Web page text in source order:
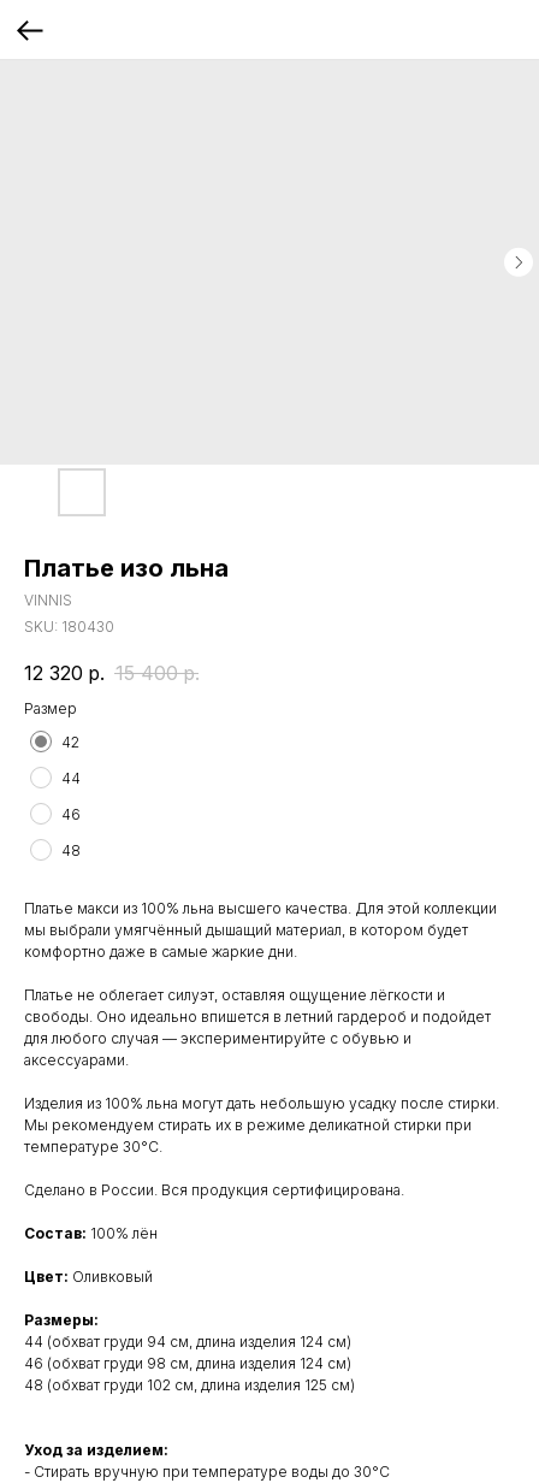
Платье изо льна
VINNIS
SKU: 180430
12 320 р. 15 400 р.
Размер
42
44
46
48
Платье макси из 100% льна высшего качества. Для этой коллекции
мы выбрали умягчённый дышащий материал, в котором будет
комфортно даже в самые жаркие дни.
Платье не облегает силуэт, оставляя ощущение лёгкости и
свободы. Оно идеально впишется в летний гардероб и подойдет
для любого случая — экспериментируйте с обувью и
аксессуарами.
Изделия из 100% льна могут дать небольшую усадку после стирки.
Мы рекомендуем стирать их в режиме деликатной стирки при
температуре 30°С.
Сделано в России. Вся продукция сертифицирована.
Состав: 100% лён
Цвет: Оливковый
Размеры:
44 (обхват груди 94 см, длина изделия 124 см)
46 (обхват груди 98 см, длина изделия 124 см)
48 (обхват груди 102 см, длина изделия 125 см)
Уход за изделием:
- Стирать вручную при температуре воды до 30°C